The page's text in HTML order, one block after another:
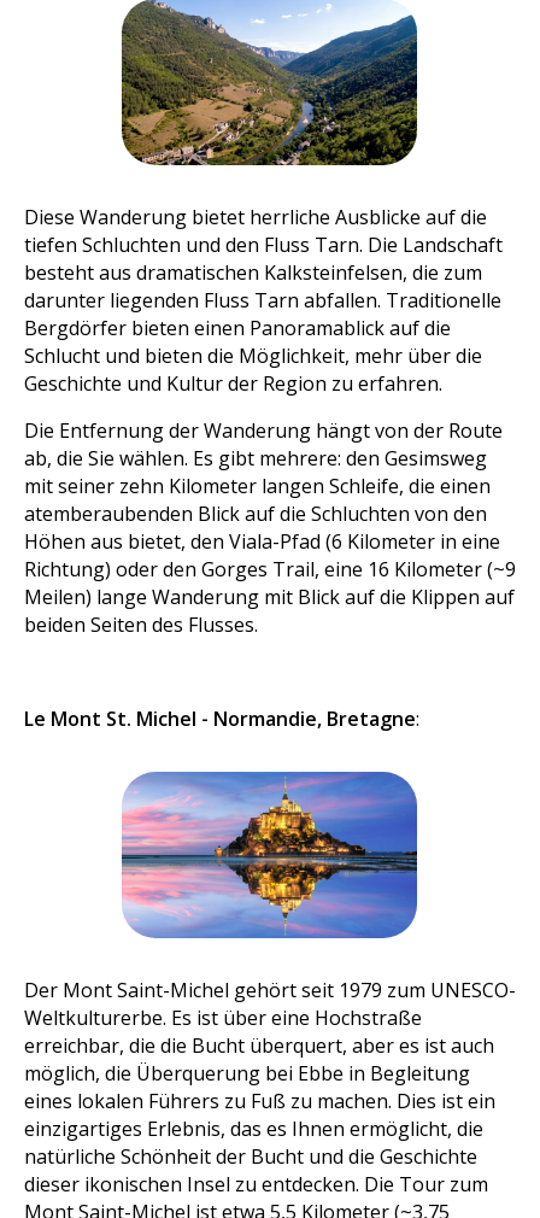
Diese Wanderung bietet herrliche Ausblicke auf die
tiefen Schluchten und den Fluss Tarn. Die Landschaft
besteht aus dramatischen Kalksteinfelsen, die zum
darunter liegenden Fluss Tarn abfallen. Traditionelle
Bergdörfer bieten einen Panoramablick auf die
Schlucht und bieten die Möglichkeit, mehr über die
Geschichte und Kultur der Region zu erfahren.
Die Entfernung der Wanderung hängt von der Route
ab, die Sie wählen. Es gibt mehrere: den Gesimsweg
mit seiner zehn Kilometer langen Schleife, die einen
atemberaubenden Blick auf die Schluchten von den
Höhen aus bietet, den Viala-Pfad (6 Kilometer in eine
Richtung) oder den Gorges Trail, eine 16 Kilometer (~9
Meilen) lange Wanderung mit Blick auf die Klippen auf
beiden Seiten des Flusses.
Le Mont St. Michel - Normandie, Bretagne:
Der Mont Saint-Michel gehört seit 1979 zum UNESCO-
Weltkulturerbe. Es ist über eine Hochstraße
erreichbar, die die Bucht überquert, aber es ist auch
möglich, die Überquerung bei Ebbe in Begleitung
eines lokalen Führers zu Fuß zu machen. Dies ist ein
einzigartiges Erlebnis, das es Ihnen ermöglicht, die
natürliche Schönheit der Bucht und die Geschichte
dieser ikonischen Insel zu entdecken. Die Tour zum
Mont Saint-Michel ist etwa 5,5 Kilometer (~3,75